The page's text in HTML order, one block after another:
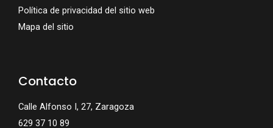
Política de privacidad del sitio web
Mapa del sitio
Contacto
Calle Alfonso I, 27, Zaragoza
629 37 10 89